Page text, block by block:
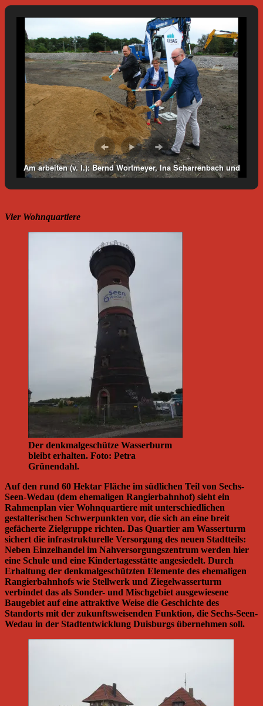
Am arbeiten (v. l.): Bernd Wortmeyer, Ina Scharrenbach und
Vier Wohnquartiere
Der denkmalgeschütze Wasserburm
bleibt erhalten. Foto: Petra
Grünendahl.
Auf den rund 60 Hektar Fläche im südlichen Teil von Sechs-
Seen-Wedau (dem ehemaligen Rangierbahnhof) sieht ein
Rahmenplan vier Wohnquartiere mit unterschiedlichen
gestalterischen Schwerpunkten vor, die sich an eine breit
gefächerte Zielgruppe richten. Das Quartier am Wasserturm
sichert die infrastrukturelle Versorgung des neuen Stadtteils:
Neben Einzelhandel im Nahversorgungszentrum werden hier
eine Schule und eine Kindertagesstätte angesiedelt. Durch
Erhaltung der denkmalgeschützten Elemente des ehemaligen
Rangierbahnhofs wie Stellwerk und Ziegelwasserturm
verbindet das als Sonder- und Mischgebiet ausgewiesene
Baugebiet auf eine attraktive Weise die Geschichte des
Standorts mit der zukunftsweisenden Funktion, die Sechs-Seen-
Wedau in der Stadtentwicklung Duisburgs übernehmen soll.